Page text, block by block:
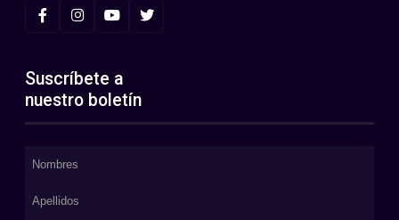
Suscríbete a
nuestro boletín